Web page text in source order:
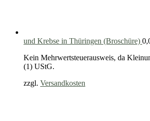
und Krebse in Thüringen (Broschüre)
Kein Mehrwertsteuerausweis, da
(1) UStG.
zzgl. Versandkosten